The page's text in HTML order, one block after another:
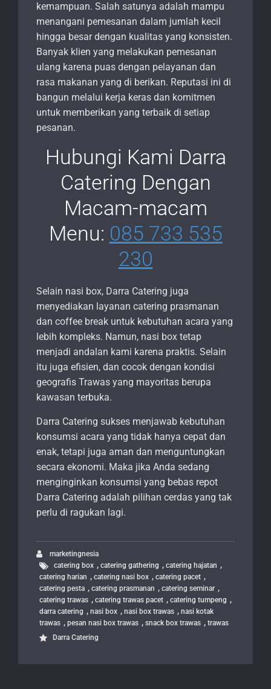
kemampuan. Salah satunya adalah mampu
menangani pemesanan dalam jumlah kecil
hingga besar dengan kualitas yang konsisten.
Banyak klien yang melakukan pemesanan
ulang karena puas dengan pelayanan dan
rasa makanan yang di berikan. Reputasi ini di
bangun melalui kerja keras dan komitmen
untuk memberikan yang terbaik di setiap
pesanan.
Hubungi Kami Darra
Catering Dengan
Macam-macam
Menu: 085 733 535
230
Selain nasi box, Darra Catering juga
menyediakan layanan catering prasmanan
dan coffee break untuk kebutuhan acara yang
lebih kompleks. Namun, nasi box tetap
menjadi andalan kami karena praktis. Selain
itu juga efisien, dan cocok dengan kondisi
geografis Trawas yang mayoritas berupa
kawasan terbuka.
Darra Catering sukses menjawab kebutuhan
konsumsi acara yang tidak hanya cepat dan
enak, tetapi juga aman dan menguntungkan
secara ekonomi. Maka jika Anda sedang
menginginkan konsumsi yang bebas repot
Darra Catering adalah pilihan cerdas yang tak
perlu di ragukan lagi.
marketingnesia
catering box , catering gathering , catering hajatan ,
catering harian , catering nasi box , catering pacet ,
catering pesta , catering prasmanan , catering seminar ,
catering trawas , catering trawas pacet , catering tumpeng ,
darra catering , nasi box , nasi box trawas , nasi kotak
trawas , pesan nasi box trawas , snack box trawas , trawas
Darra Catering